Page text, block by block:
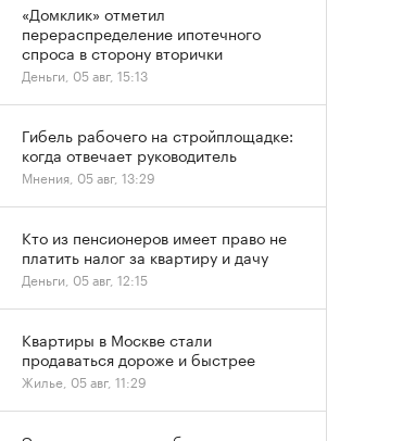
«Домклик» отметил
перераспределение ипотечного
спроса в сторону вторички
Деньги, 05 авг, 15:13
Гибель рабочего на стройплощадке:
когда отвечает руководитель
Мнения, 05 авг, 13:29
Кто из пенсионеров имеет право не
платить налог за квартиру и дачу
Деньги, 05 авг, 12:15
Квартиры в Москве стали
продаваться дороже и быстрее
Жилье, 05 авг, 11:29